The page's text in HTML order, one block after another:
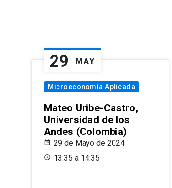
29 MAY
Microeconomía Aplicada
Mateo Uribe-Castro,
Universidad de los
Andes (Colombia)
29 de Mayo de 2024
13:35 a 14:35